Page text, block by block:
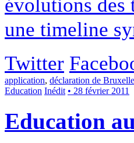
évolutions des
une timeline
Twitter
application, déclaration de
Education Inédit • 28 février 2011
Education